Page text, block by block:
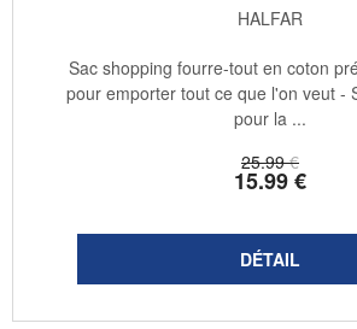
HALFAR
25.99 €
15.99€
Sac shopping fourre-tout en coton
pour emporter tout ce que l'on veut -
pour la ...